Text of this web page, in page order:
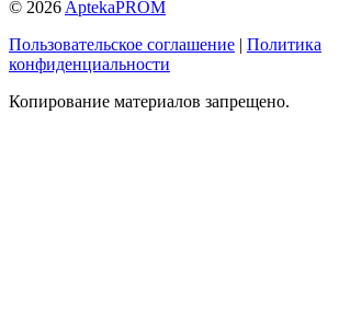
© 2026 AptekaPROM
Пользовательское соглашение | Политика
конфиденциальности
Копирование материалов запрещено.